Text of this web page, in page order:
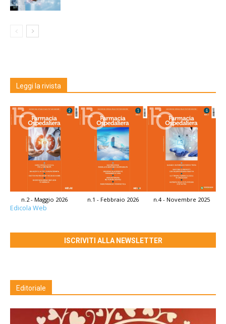
Leggi la rivista
n.2 - Maggio 2026 n.1 - Febbraio 2026 n.4 - Novembre 2025
Edicola Web
ISCRIVITI ALLA NEWSLETTER
Editoriale